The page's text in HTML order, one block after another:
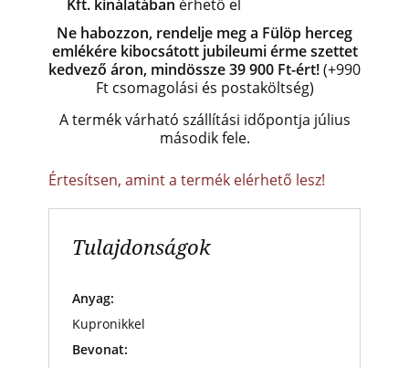
Kft. kínálatában érhető el
Ne habozzon, rendelje meg a Fülöp herceg
emlékére kibocsátott jubileumi érme szettet
kedvező áron, mindössze 39 900 Ft-ért!(+990
Ft csomagolási és postaköltség)
A termék várható szállítási időpontja július
második fele.
Értesítsen, amint a termék elérhető lesz!
Tulajdonságok
Anyag:
Kupronikkel
Bevonat: